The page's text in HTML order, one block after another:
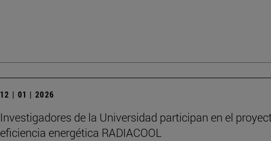
12 | 01 | 2026
Investigadores de la Universidad participan en el
eficiencia energética RADIACOOL